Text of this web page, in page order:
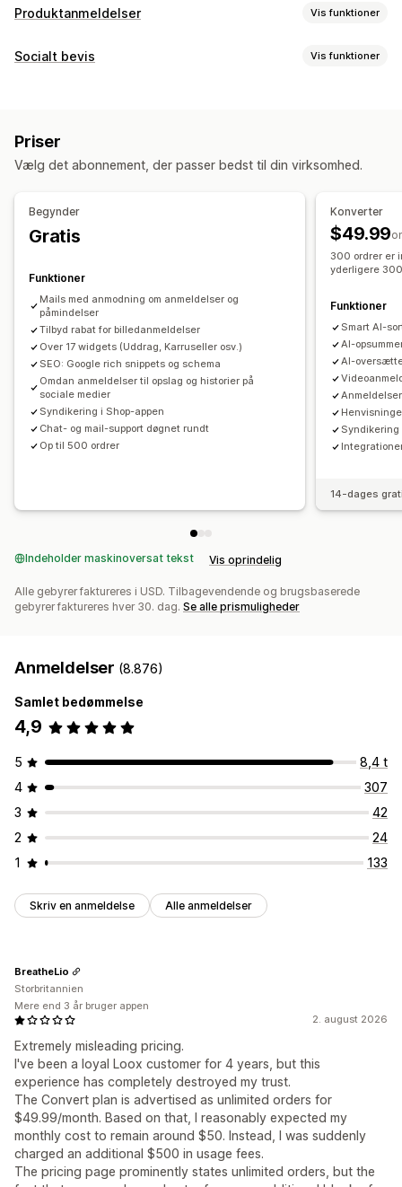
Produktanmeldelser Vis funktioner
Visningsindstillinger
Faner eller sidebjælker
Bedste anmeldelser
Højdepunkter fra anmeldelser
Udvidede kodestykker
Anmodninger via mail
Brugergenereret indhold på sociale medier
Pop op-vinduer
Henvisninger
Import og eksport
Migrering af anmeldelser
Syndikering af anmeldelser
Automatiseringer
Tilpassede anmodninger
Socialt bevis Vis funktioner
Analyser
Priser
Vælg det abonnement, der passer bedst til din virksomhed.
Begynder
Gratis
Funktioner
Mails med anmodning om anmeldelser og
påmindelser
Tilbyd rabat for billedanmeldelser
Over 17 widgets (Uddrag, Karruseller osv.)
SEO: Google rich snippets og schema
Omdan anmeldelser til opslag og historier på
sociale medier
Syndikering i Shop-appen
Chat- og mail-support døgnet rundt
Op til 500 ordrer
Konverter
$49.99
300 ordrer er
yderligere
Funktioner
Smart AI-
AI-
AI-
Syndikering
14-dages
Indeholder maskinoversat tekst Vis oprindelig
Alle gebyrer faktureres i USD. Tilbagevendende og brugsbaserede
gebyrer faktureres hver 30. dag. Se alle prismuligheder
Anmeldelser (8.876)
Samlet bedømmelse
4,9
5
8,4 t
4
307
3
42
2
24
1
133
Skriv en anmeldelse Alle anmeldelser
2. august 2026
Extremely misleading pricing.
I've been a loyal Loox customer for 4 years, but this
experience has completely destroyed my trust.
The Convert plan is advertised as unlimited orders for
$49.99/month. Based on that, I reasonably expected my
monthly cost to remain around $50. Instead, I was suddenly
charged an additional $500 in usage fees.
The pricing page prominently states unlimited orders, but the
BreatheLio
Storbritannien
Mere end 3 år bruger appen